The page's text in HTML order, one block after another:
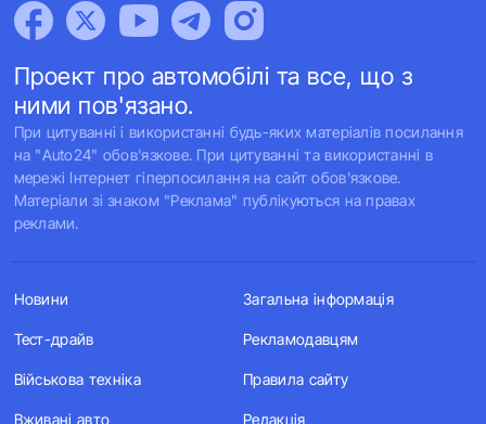
Проект про автомобілі та все, що з
ними пов'язано.
При цитуванні і використанні будь-яких матеріалів посилання
на "Auto24" обов'язкове. При цитуванні та використанні в
мережі Інтернет гіперпосилання на сайт обов'язкове.
Матеріали зі знаком "Реклама" публікуються на правах
реклами.
Новини
Тест-драйв
Військова техніка
Вживані авто
Загальна інформація
Рекламодавцям
Правила сайту
Редакція